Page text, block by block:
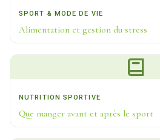
SPORT & MODE DE VIE
Alimentation et gestion du stress
NUTRITION SPORTIVE
Que manger avant et après le sport